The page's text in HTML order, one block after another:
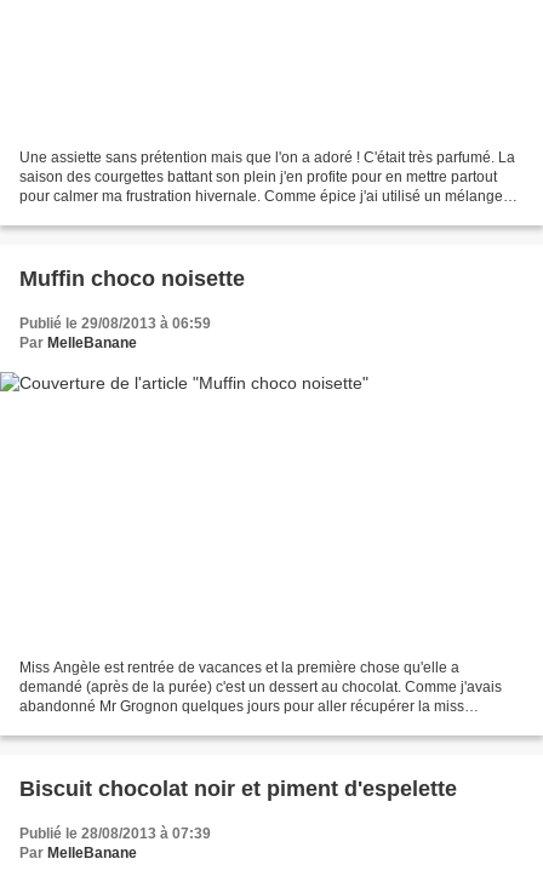
Une assiette sans prétention mais que l'on a adoré ! C'était très parfumé. La
saison des courgettes battant son plein j'en profite pour en mettre partout
pour calmer ma frustration hivernale. Comme épice j'ai utilisé un mélange
Muffin choco noisette
Publié le 29/08/2013 à 06:59
Par MelleBanane
Miss Angèle est rentrée de vacances et la première chose qu'elle a
demandé (après de la purée) c'est un dessert au chocolat. Comme j'avais
abandonné Mr Grognon quelques jours pour aller récupérer la miss
Biscuit chocolat noir et piment d'espelette
Publié le 28/08/2013 à 07:39
Par MelleBanane